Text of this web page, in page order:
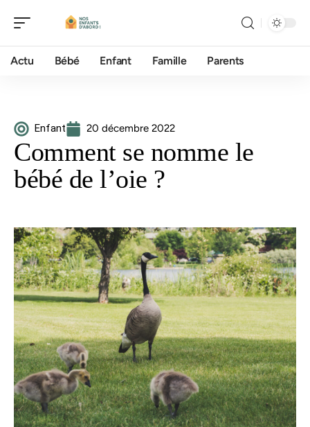
Actu Bébé Enfant Famille Parents
Enfant 20 décembre 2022
Comment se nomme le
bébé de l’oie ?